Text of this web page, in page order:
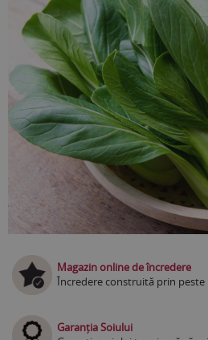
Magazin online de încredere
Încredere construită prin peste
Garanția Soiului